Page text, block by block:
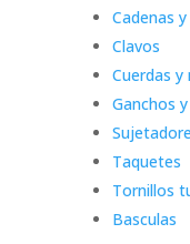
Cadenas
Clavos
Cuerdas y
Ganchos
Taquetes
Tornillos
Basculas